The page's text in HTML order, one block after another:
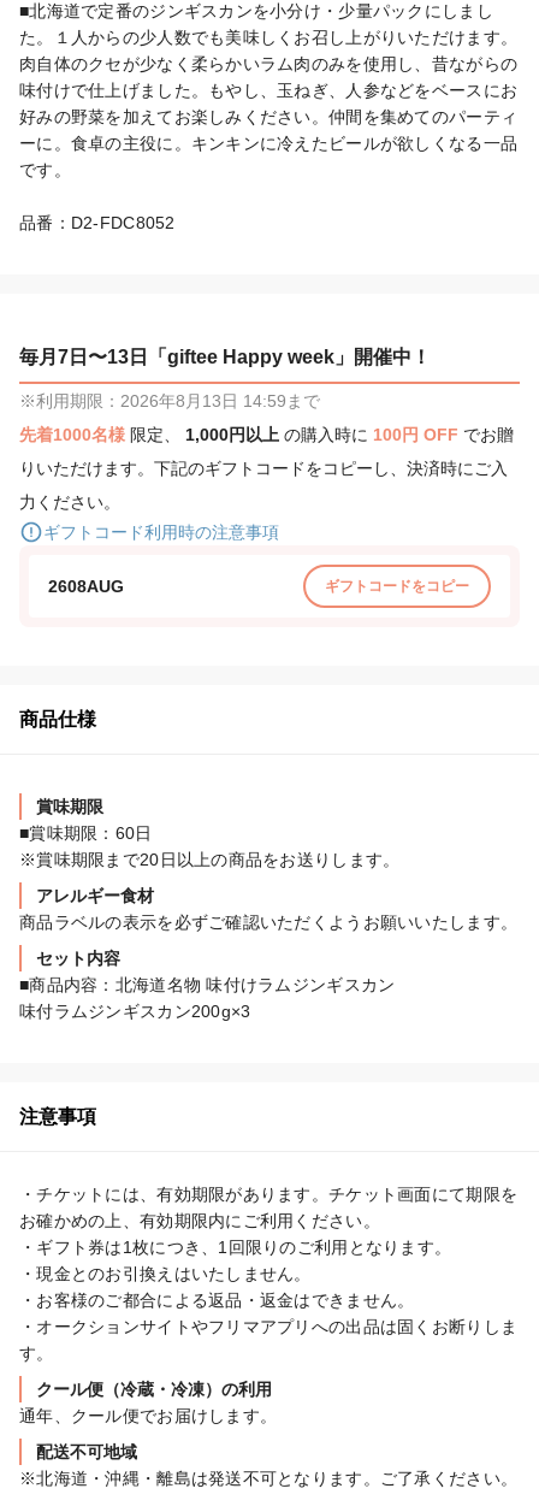
■北海道で定番のジンギスカンを小分け・少量パックにしまし
た。１人からの少人数でも美味しくお召し上がりいただけます。
肉自体のクセが少なく柔らかいラム肉のみを使用し、昔ながらの
味付けで仕上げました。もやし、玉ねぎ、人参などをベースにお
好みの野菜を加えてお楽しみください。仲間を集めてのパーティ
ーに。食卓の主役に。キンキンに冷えたビールが欲しくなる一品
です。
品番：D2-FDC8052
毎月7日〜13日「giftee Happy week」開催中！
※利用期限：2026年8月13日 14:59まで
先着1000名様 限定、 1,000円以上 の購入時に 100円 OFF でお贈
りいただけます。下記のギフトコードをコピーし、決済時にご入
力ください。
ギフトコード利用時の注意事項
2608AUG ギフトコードをコピー
商品仕様
賞味期限
■賞味期限：60日
※賞味期限まで20日以上の商品をお送りします。
アレルギー食材
商品ラベルの表示を必ずご確認いただくようお願いいたします。
セット内容
■商品内容：北海道名物 味付けラムジンギスカン
味付ラムジンギスカン200g×3
注意事項
・チケットには、有効期限があります。チケット画面にて期限を
お確かめの上、有効期限内にご利用ください。
・ギフト券は1枚につき、1回限りのご利用となります。
・現金とのお引換えはいたしません。
・お客様のご都合による返品・返金はできません。
・オークションサイトやフリマアプリへの出品は固くお断りしま
す。
クール便（冷蔵・冷凍）の利用
通年、クール便でお届けします。
配送不可地域
※北海道・沖縄・離島は発送不可となります。ご了承ください。